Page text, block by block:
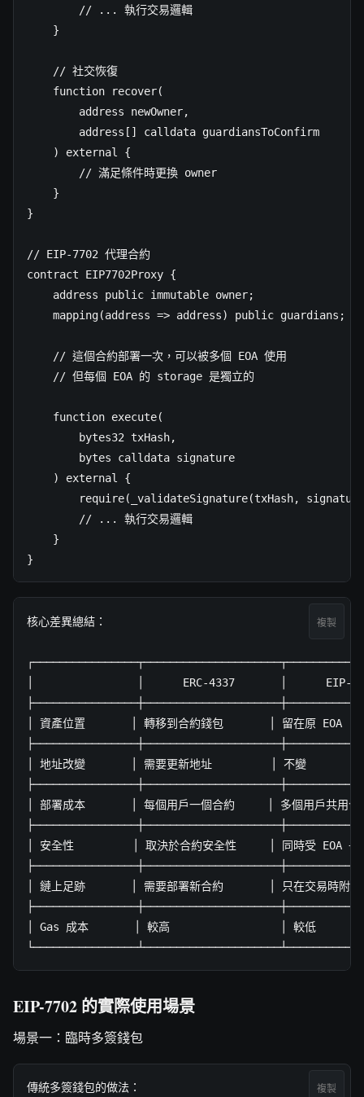
        // ... 執行交易邏輯
    }
    // 社交恢復
    function recover(
        address newOwner,
        address[] calldata guardiansToConfirm
    ) external {
        // 滿足條件時更換 owner
    }
}
// EIP-7702 代理合約
contract EIP7702Proxy {
    address public immutable owner;
    mapping(address => address) public guardians;
    // 這個合約部署一次，可以被多個 EOA 使用
    // 但每個 EOA 的 storage 是獨立的
    function execute(
        bytes32 txHash,
        bytes calldata signature
    ) external {
require(_validateSignature(txHash,
        // ... 執行交易邏輯
    }
}
核心差異總結：
│                │      ERC-4337       │      EIP-
│ 資產位置       │ 轉移到合約錢包       │ 留在原
│ 地址改變       │ 需要更新地址         │ 不變
│ 部署成本       │ 每個用戶一個合約     │ 多個用戶共用
│ 安全性         │ 取決於合約安全性     │ 同時受 EOA +
│ 鏈上足跡       │ 需要部署新合約       │ 只在交易時附
│ Gas 成本       │ 較高                 │ 較低
複製
EIP-7702 的實際使用場景
場景一：臨時多簽錢包
傳統多簽錢包的做法： 複製